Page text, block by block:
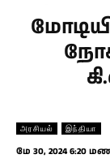
அரசியல் இந்தியா
மே 30, 2024 6:20